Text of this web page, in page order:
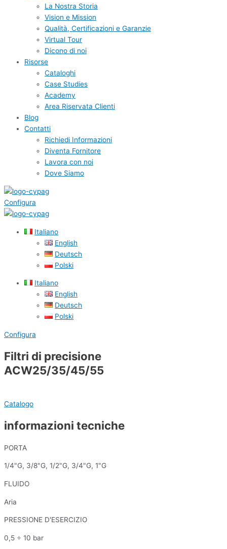
La Nostra Storia
Vision e Mission
Qualità, Certificazioni e Garanzie
Virtual Tour
Dicono di noi
Risorse
Cataloghi
Case Studies
Academy
Area Riservata Clienti
Blog
Contatti
Richiedi Informazioni
Diventa Fornitore
Lavora con noi
Dove Siamo
Configura
Italiano
English
Deutsch
Polski
Italiano
English
Deutsch
Polski
Configura
Filtri di precisione
ACW25/35/45/55
Catalogo
informazioni tecniche
PORTA
1/4"G, 3/8"G, 1/2"G, 3/4"G, 1"G
FLUIDO
Aria
PRESSIONE D'ESERCIZIO
0,5 ÷ 10 bar